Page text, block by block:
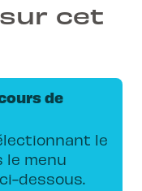
cet
de
le
le menu
dessous.